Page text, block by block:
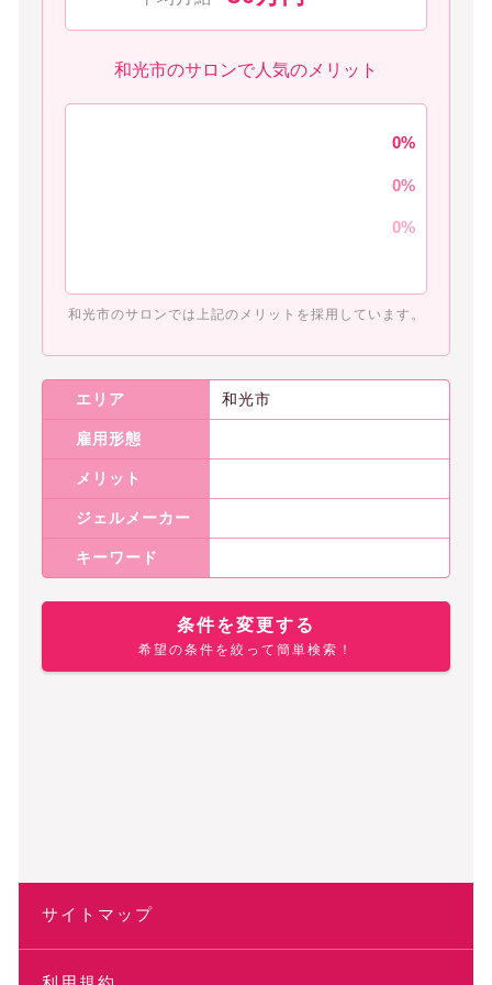
和光市のサロンで人気のメリット
0
0
0
和光市のサロンでは上記のメリットを採用しています。
エリア 和光市
雇用形態
メリット
ジェルメーカー
キーワード
条件を変更する
希望の条件を絞って簡単検索！
サイトマップ